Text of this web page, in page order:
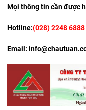
Mọi thông tin cần được
Hotline:(028) 2248 6888
Email: